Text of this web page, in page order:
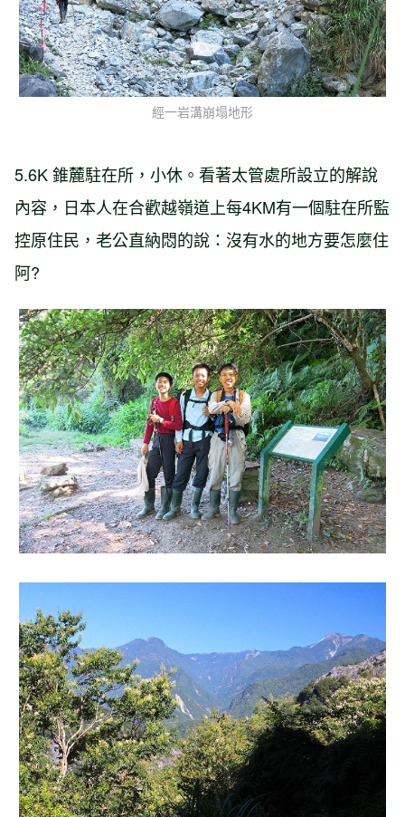
經一岩溝崩塌地形
5.6K 錐麓駐在所，小休。看著太管處所設立的解說
內容，日本人在合歡越嶺道上每4KM有一個駐在所監
控原住民，老公直納悶的說：沒有水的地方要怎麼住
阿?